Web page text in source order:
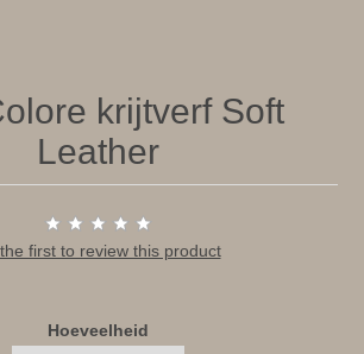
krijtverf Soft
Leather
first to review this product
Hoeveelheid